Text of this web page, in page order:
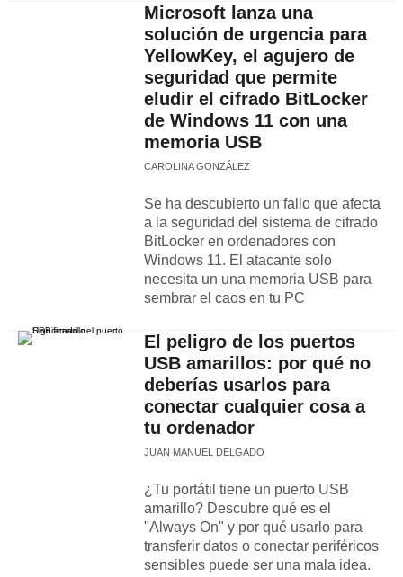
Microsoft lanza una
solución de urgencia para
YellowKey, el agujero de
seguridad que permite
eludir el cifrado BitLocker
de Windows 11 con una
memoria USB
CAROLINA GONZÁLEZ
Se ha descubierto un fallo que afecta
a la seguridad del sistema de cifrado
BitLocker en ordenadores con
Windows 11. El atacante solo
necesita un una memoria USB para
sembrar el caos en tu PC
El peligro de los puertos
USB amarillos: por qué no
deberías usarlos para
conectar cualquier cosa a
tu ordenador
JUAN MANUEL DELGADO
¿Tu portátil tiene un puerto USB
amarillo? Descubre qué es el
"Always On" y por qué usarlo para
transferir datos o conectar periféricos
sensibles puede ser una mala idea.